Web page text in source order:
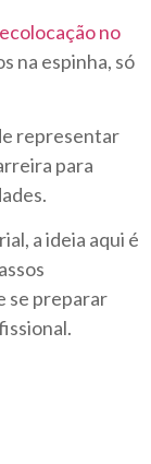
no
na espinha, só
representar
para
a ideia aqui é
se preparar